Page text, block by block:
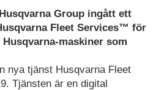
Group ingått ett
Fleet Services™ för
maskiner som
nya tjänst Husqvarna Fleet
Tjänsten är en digital